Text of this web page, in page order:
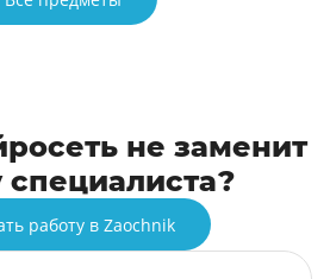
не заменит
специалиста?
работу в Zaochnik